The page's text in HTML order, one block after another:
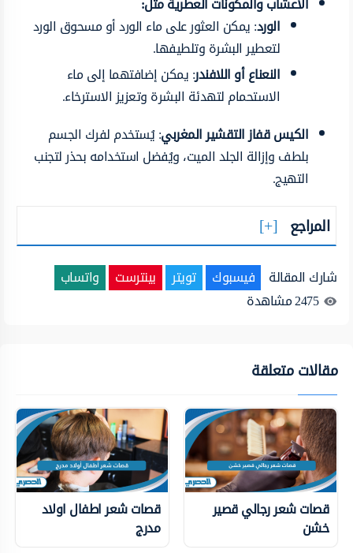
الورد: يمكن العثور على ماء الورد أو مسحوق الورد
لتعطير البشرة وتلطيفها.
النعناع أو اللافندر: يمكن إضافتهما إلى ماء
الاستحمام لتهدئة البشرة وتعزيز الاسترخاء.
الكيسقفاز التقشير المغربي: يُستخدم لفرك الجسم
بلطف وإزالة الجلد الميت، ويُفضل استخدامه بحذر لتجنب
التهيج.
المراجع
شارك المقالة فيسبوك تويتر بينترست
واتساب
2475مشاهدة
مقالات متعلقة
قصات شعر رجالي قصير
خشن
قصات شعر اطفال اولاد
مدرج